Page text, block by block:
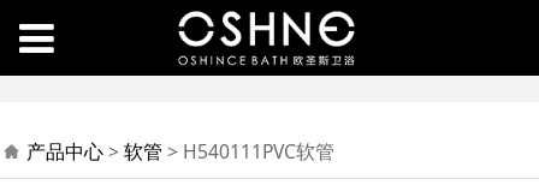
H540111PVC软管
产品中心> 软管 > H540111PVC软管